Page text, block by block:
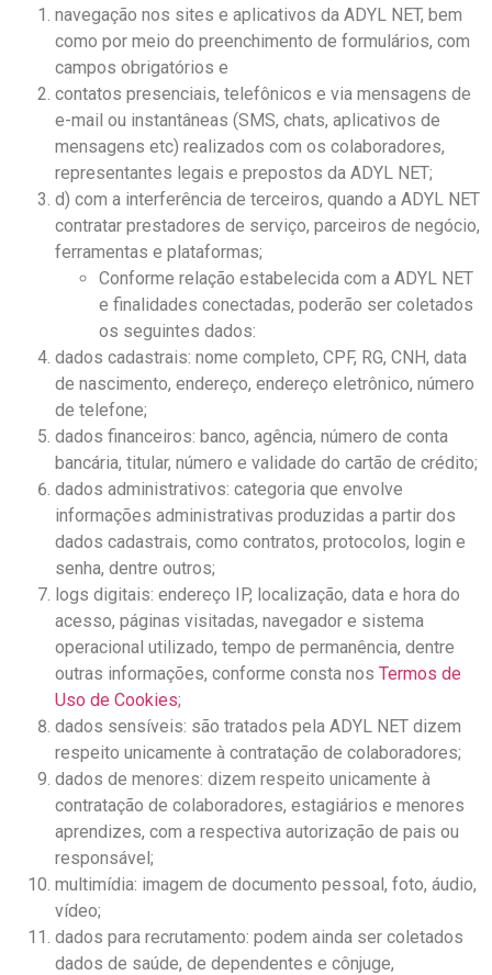
navegação nos sites e aplicativos da ADYL NET, bem
como por meio do preenchimento de formulários, com
campos obrigatórios e
contatos presenciais, telefônicos e via mensagens de
e-mail ou instantâneas (SMS, chats, aplicativos de
mensagens etc) realizados com os colaboradores,
representantes legais e prepostos da ADYL NET;
d) com a interferência de terceiros, quando a ADYL NET
contratar prestadores de serviço, parceiros de negócio,
ferramentas e plataformas;
Conforme relação estabelecida com a ADYL NET
e finalidades conectadas, poderão ser coletados
os seguintes dados:
dados cadastrais: nome completo, CPF, RG, CNH, data
de nascimento, endereço, endereço eletrônico, número
de telefone;
dados financeiros: banco, agência, número de conta
bancária, titular, número e validade do cartão de crédito;
dados administrativos: categoria que envolve
informações administrativas produzidas a partir dos
dados cadastrais, como contratos, protocolos, login e
senha, dentre outros;
logs digitais: endereço IP, localização, data e hora do
acesso, páginas visitadas, navegador e sistema
operacional utilizado, tempo de permanência, dentre
outras informações, conforme consta nos Termos de
Uso de Cookies;
dados sensíveis: são tratados pela ADYL NET dizem
respeito unicamente à contratação de colaboradores;
dados de menores: dizem respeito unicamente à
contratação de colaboradores, estagiários e menores
aprendizes, com a respectiva autorização de pais ou
responsável;
multimídia: imagem de documento pessoal, foto, áudio,
vídeo;
dados para recrutamento: podem ainda ser coletados
dados de saúde, de dependentes e cônjuge,